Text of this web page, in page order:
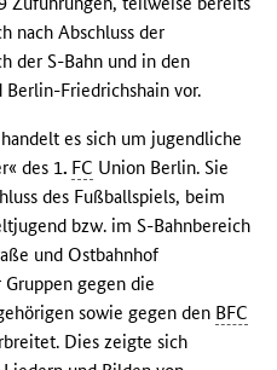
nach Abschluss der
der S-Bahn und in den
Friedrichshain vor.
es sich um jugendliche
des 1. FC Union Berlin. Sie
des Fußballspiels, beim
bzw. im S-Bahnbereich
und Ostbahnhof
gegen die
sowie gegen den BFC
Dies zeigte sich